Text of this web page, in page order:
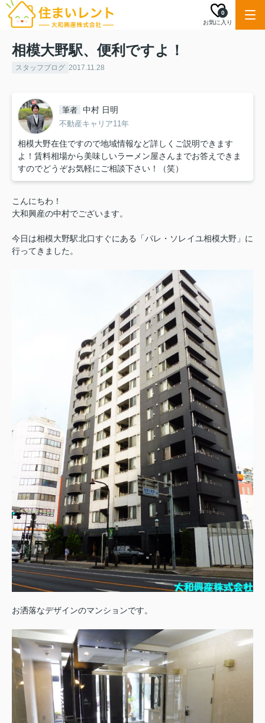
お気に入り
0
相模大野駅、便利ですよ！
スタッフブログ 2017.11.28
筆者 中村 日明
不動産キャリア11年
相模大野在住ですので地域情報など詳しくご説明できます
よ！賃料相場から美味しいラーメン屋さんまでお答えできま
すのでどうぞお気軽にご相談下さい！（笑）
こんにちわ！
大和興産の中村でございます。
今日は相模大野駅北口すぐにある「パレ・ソレイユ相模大野」に
行ってきました。
お洒落なデザインのマンションです。